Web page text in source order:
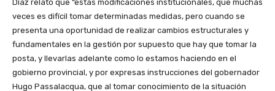
Díaz relato que “estas modificaciones institucionales, que muchas
veces es difícil tomar determinadas medidas, pero cuando se
presenta una oportunidad de realizar cambios estructurales y
fundamentales en la gestión por supuesto que hay que tomar la
posta, y llevarlas adelante como lo estamos haciendo en el
gobierno provincial, y por expresas instrucciones del gobernador
Hugo Passalacqua, que al tomar conocimiento de la situación